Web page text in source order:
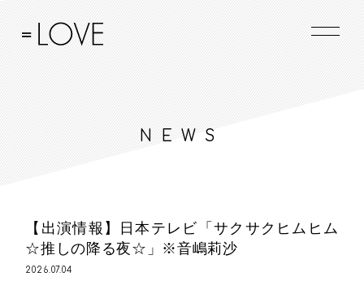
NEWS
【出演情報】日本テレビ「サクサクヒムヒム
☆推しの降る夜☆」※音嶋莉沙
2026.07.04